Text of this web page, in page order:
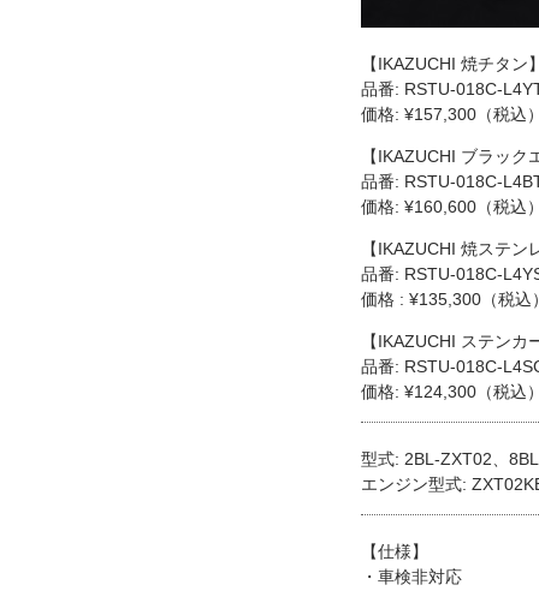
【IKAZUCHI 焼チタン
品番: RSTU-018C-
価格: ¥157,300（税込
【IKAZUCHI ブラッ
品番: RSTU-018C-
価格: ¥160,600（税込
【IKAZUCHI 焼ステン
品番: RSTU-018C-
価格 : ¥135,300（税込
【IKAZUCHI ステンカ
品番: RSTU-018C-
価格: ¥124,300（税込
型式: 2BL-ZXT02、
エンジン型式:
【仕様】
・車検非対応